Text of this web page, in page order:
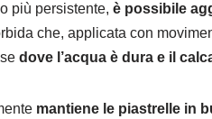
più persistente, è possibile
che, applicata con
dove l’acqua è dura e il
mantiene le piastrelle in